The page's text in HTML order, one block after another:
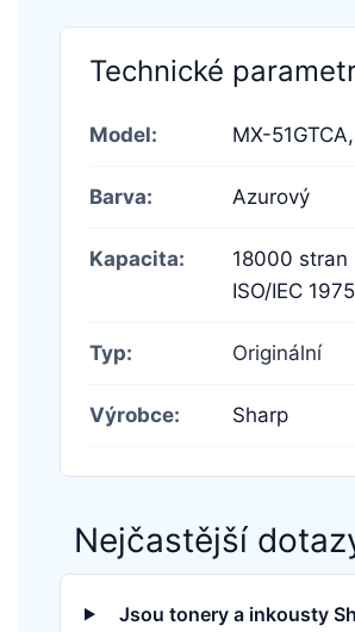
Technické
Model: MX-51GTCA,
Barva: Azurový
Kapacita:
18000 stran
ISO/IEC
Typ: Originální
Výrobce: Sharp
Nejčastější
Jsou tonery a inkousty